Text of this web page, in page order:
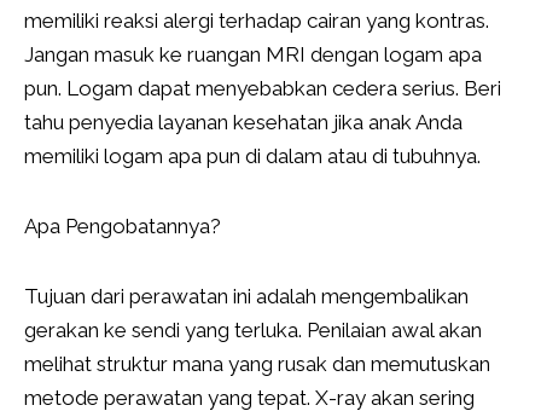
memiliki reaksi alergi terhadap cairan yang kontras.
Jangan masuk ke ruangan MRI dengan logam apa
pun. Logam dapat menyebabkan cedera serius. Beri
tahu penyedia layanan kesehatan jika anak Anda
memiliki logam apa pun di dalam atau di tubuhnya.
Apa Pengobatannya?
Tujuan dari perawatan ini adalah mengembalikan
gerakan ke sendi yang terluka. Penilaian awal akan
melihat struktur mana yang rusak dan memutuskan
metode perawatan yang tepat. X-ray akan sering